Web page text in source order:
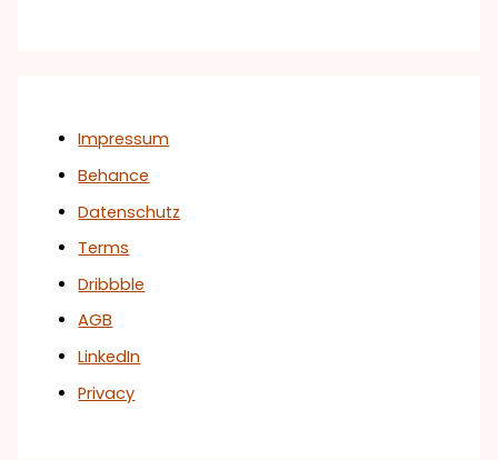
Impressum
Behance
Datenschutz
Terms
Dribbble
AGB
LinkedIn
Privacy